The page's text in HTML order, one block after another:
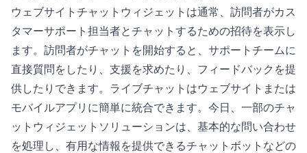
ウェブサイトチャットウィジェットは通常、訪問者がカス
タマーサポート担当者とチャットするための招待を表示し
ます。訪問者がチャットを開始すると、サポートチームに
直接質問をしたり、支援を求めたり、フィードバックを提
供したりできます。ライブチャットはウェブサイトまたは
モバイルアプリに簡単に統合できます。今日、一部のチャ
ットウィジェットソリューションは、基本的な問い合わせ
を処理し、有用な情報を提供できるチャットボットなどの